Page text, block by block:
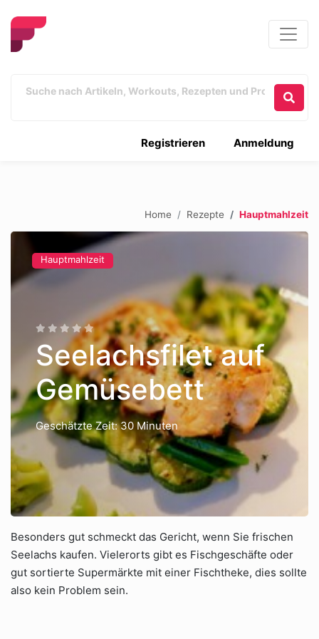
Anmeldung
Registrieren
Home Rezepte Hauptmahlzeit
Hauptmahlzeit
Seelachsfilet auf
Gemüsebett
Geschätzte Zeit: 30 Minuten
Besonders gut schmeckt das Gericht, wenn Sie frischen
Seelachs kaufen. Vielerorts gibt es Fischgeschäfte oder
gut sortierte Supermärkte mit einer Fischtheke, dies sollte
also kein Problem sein.